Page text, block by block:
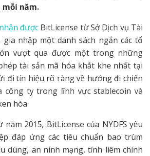
mỗi năm.
nhận được BitLicense từ Sở Dịch vụ Tài
gia nhập một danh sách ngắn các tổ
vượt qua được một trong những
tài sản mã hóa khắt khe nhất tại
đi tín hiệu rõ ràng về hướng đi chiến
công ty trong lĩnh vực stablecoin và
hóa.
2015, BitLicense của NYDFS yêu
đáp ứng các tiêu chuẩn bao trùm
dùng, an ninh mạng, tính liêm chính